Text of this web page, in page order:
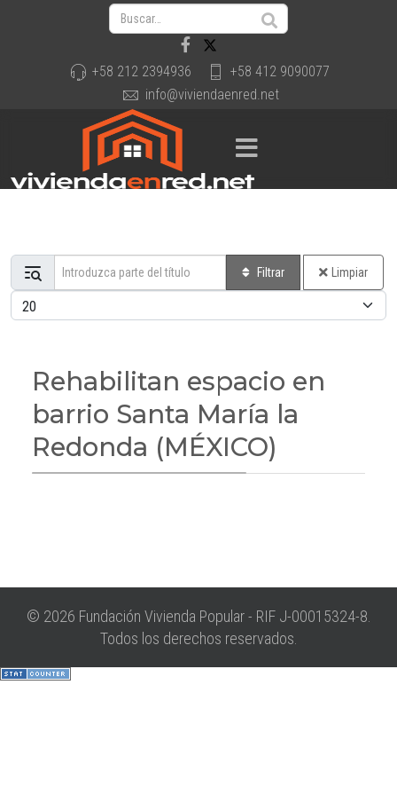
+58 212 2394936
+58 412 9090077
info@viviendaenred.net
Introduzca parte del título Filtrar Limpiar
Cantidad a mostrar
Rehabilitan espacio en
barrio Santa María la
Redonda (MÉXICO)
© 2026 Fundación Vivienda Popular - RIF J-00015324-8.
Todos los derechos reservados.